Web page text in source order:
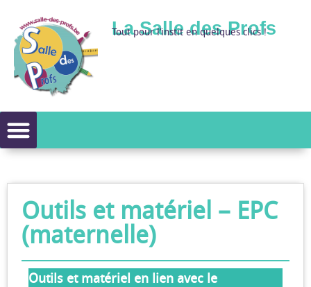
La Salle des Profs
Tout pour l’instit en quelques clics !
Outils et matériel – EPC
(maternelle)
Outils et matériel en lien avec le